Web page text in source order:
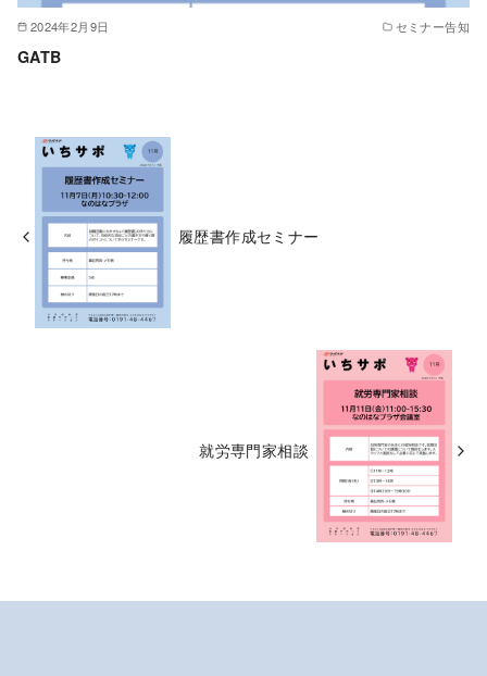
2024年2月9日 セミナー告知
GATB
履歴書作成セミナー
就労専門家相談